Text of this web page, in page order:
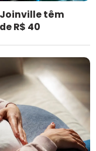
têm
R$ 40